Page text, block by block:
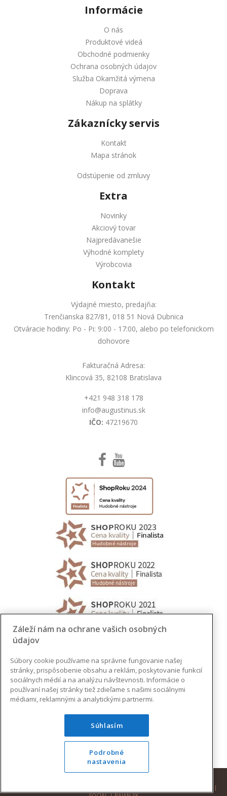
Informácie
O nás
Produktové videá
Obchodné podmienky
Ochrana osobných údajov
Služba Okamžitá výmena
Doprava
Nákup na splátky
Zákaznícky servis
Kontakt
Mapa stránok
Odstúpenie od zmluvy
Extra
Novinky
Akciový tovar
Najpredávanešie
Výhodné komplety
Výrobcovia
Kontakt
Výdajné miesto, predajňa:
Trenčianska 827/81, 018 51 Nová Dubnica
Otváracie hodiny: Po - Pi: 9:00 - 17:00, alebo po telefonickom
dohovore
Fakturačná Adresa:
Klincová 35, 82108 Bratislava
+421 948 318 178
info@augustinus.sk
IČO: 47219670
|
Záleží nám na ochrane vašich osobných
údajov
Súbory cookie používame na správne fungovanie našej
stránky, prispôsobenie obsahu a reklám, poskytovanie funkcií
sociálnych médií a na analýzu návštevnosti. Informácie o
používaní našej stránky tiež zdieľame s našimi sociálnymi
médiami, reklamnými a analytickými partnermi.
Súhlasím
Podrobné
nastavenia